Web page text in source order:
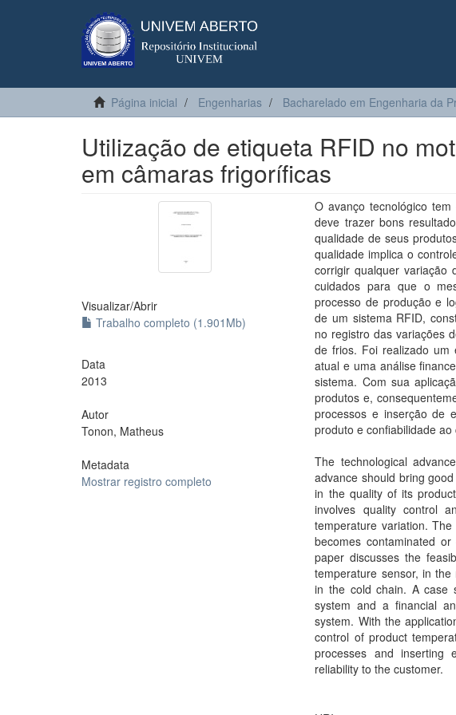
Página inicial Engenharias Bacharelado em Engenharia da
Utilização de etiqueta RFID no
em câmaras frigoríficas
Visualizar/Abrir
Trabalho completo (1.901Mb)
Data
2013
Autor
Tonon, Matheus
Metadata
Mostrar registro completo
O avanço tecnológico
deve trazer bons
qualidade de seus
qualidade implica o
corrigir qualquer variação
cuidados para que o
processo de produção e
de um sistema RFID,
no registro das variações
de frios. Foi realizado um
atual e uma análise
sistema. Com sua
produtos e,
processos e inserção de
produto e confiabilidade ao
The technological
advance should bring
in the quality of its
involves quality control
temperature variation.
becomes contaminated
paper discusses the
temperature sensor, in
in the cold chain. A case
system and a financial
system. With the
control of product
processes and inserting
reliability to the customer.